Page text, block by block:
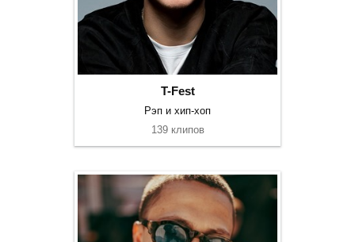
T-Fest
Рэп и хип-хоп
139 клипов